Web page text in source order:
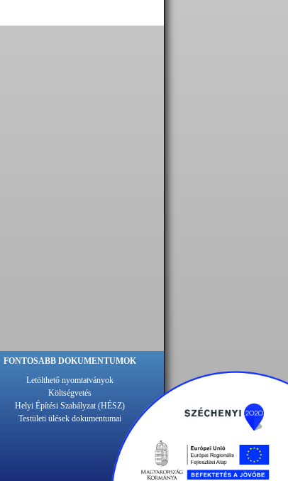
FONTOSABB DOKUMENTUMOK
Letölthető nyomtatványok
Költségvetés
Helyi Építési Szabályzat (HÉSZ)
Testületi ülések dokumentumai